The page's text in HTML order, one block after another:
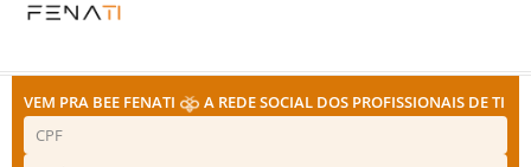
VEM PRA BEE FENATI A REDE SOCIAL DOS PROFISSIONAIS DE TI